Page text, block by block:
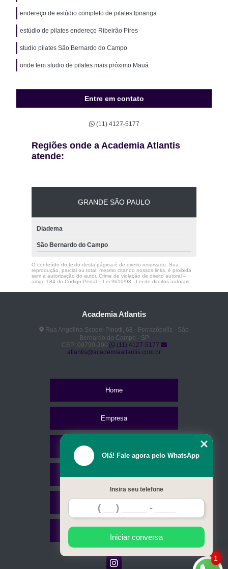
endereço de estúdio completo de pilates Ipiranga
estúdio de pilates endereço Ribeirão Pires
studio pilates São Bernardo do Campo
onde tem studio de pilates mais próximo Mauá
Entre em contato
(11) 4127-5177
Regiões onde a Academia Atlantis
atende:
GRANDE SÃO PAULO
Diadema
São Bernardo do Campo
O conteúdo do texto desta página é de direito reservado. Sua
reprodução, parcial ou total, mesmo citando nossos links, é proibida
sem a autorização do autor. Crime de violação de direito autoral –
artigo 184 do Código Penal – Lei 9610/98 - Lei de direitos autorais.
Academia Atlantis
Rua Angelina Scopel Pinotti, 68 - Ferrazópolis - São
Bernardo do Campo - SP
CEP: 09790-290
(11) 4127-5177
atlantis@academiaatlantis.com.br
Home
Empresa
1
Olá! Fale agora pelo WhatsApp
Insira seu telefone
Iniciar conversa